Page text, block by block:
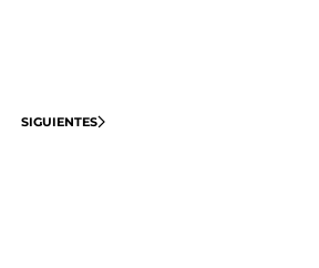
SIGUIENTES